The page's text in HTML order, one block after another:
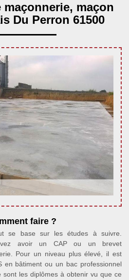
maçonnerie, maçon
Du Perron 61500
faire ?
se base sur les études à suivre.
avoir un CAP ou un brevet
Pour un niveau plus élevé, il est
en bâtiment ou un bac professionnel
sont les diplômes à obtenir vu que ce